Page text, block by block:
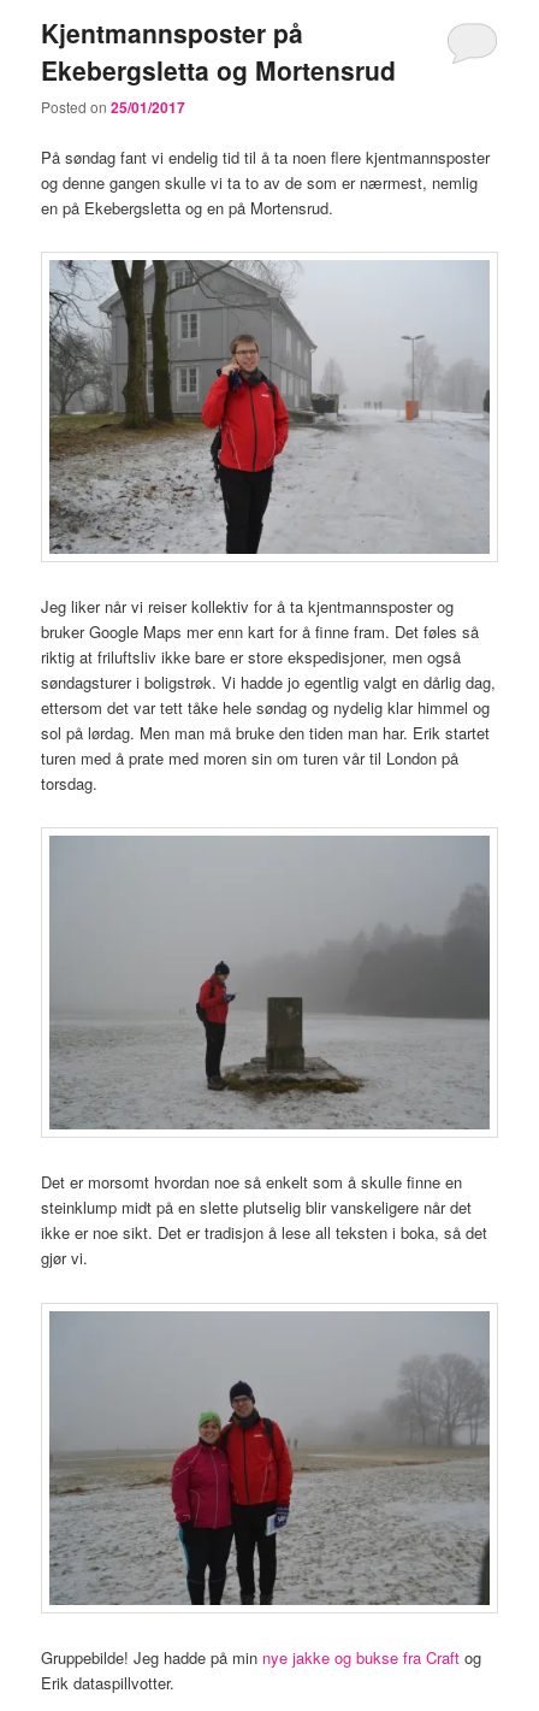
Kjentmannsposter på
Ekebergsletta og Mortensrud
Posted on25/01/2017
På søndag fant vi endelig tid til å ta noen flere kjentmannsposter
og denne gangen skulle vi ta to av de som er nærmest, nemlig
en på Ekebergsletta og en på Mortensrud.
Jeg liker når vi reiser kollektiv for å ta kjentmannsposter og
bruker Google Maps mer enn kart for å finne fram. Det føles så
riktig at friluftsliv ikke bare er store ekspedisjoner, men også
søndagsturer i boligstrøk. Vi hadde jo egentlig valgt en dårlig dag,
ettersom det var tett tåke hele søndag og nydelig klar himmel og
sol på lørdag. Men man må bruke den tiden man har. Erik startet
turen med å prate med moren sin om turen vår til London på
torsdag.
Det er morsomt hvordan noe så enkelt som å skulle finne en
steinklump midt på en slette plutselig blir vanskeligere når det
ikke er noe sikt. Det er tradisjon å lese all teksten i boka, så det
gjør vi.
Gruppebilde! Jeg hadde på min nye jakke og bukse fra Craft og
Erik dataspillvotter.